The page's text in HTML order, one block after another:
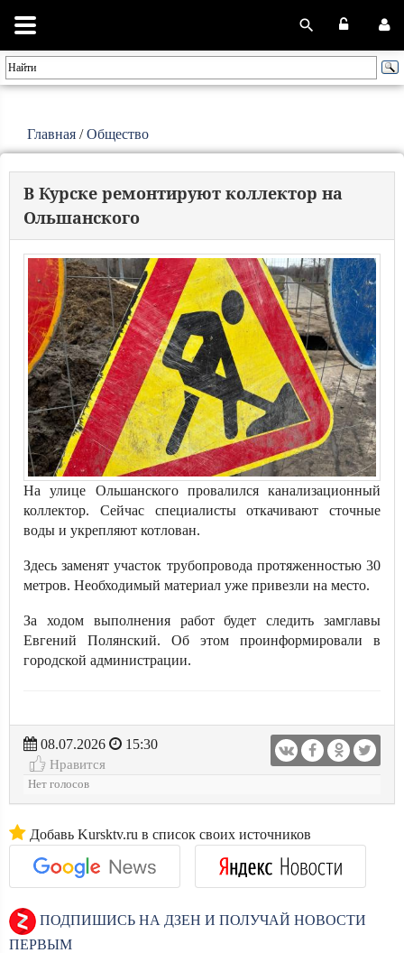
Главная /Общество
В Курске ремонтируют коллектор на
Ольшанского
На улице Ольшанского провалился канализационный
коллектор. Сейчас специалисты откачивают сточные
воды и укрепляют котлован.
Здесь заменят участок трубопровода протяженностью 30
метров. Необходимый материал уже привезли на место.
За ходом выполнения работ будет следить замглавы
Евгений Полянский. Об этом проинформировали в
городской администрации.
08.07.2026
15:30
Нравится
Нет голосов
Добавь Kursktv.ru в список своих источников
ПОДПИШИСЬ НА ДЗЕН И ПОЛУЧАЙ НОВОСТИ
ПЕРВЫМ